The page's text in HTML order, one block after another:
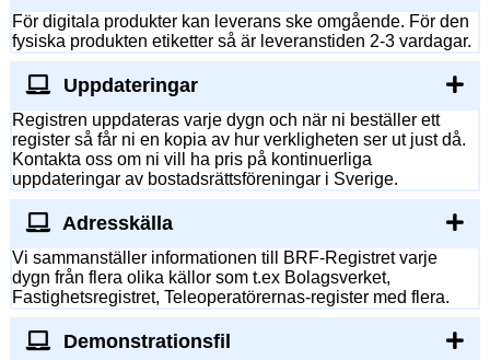
För digitala produkter kan leverans ske omgående. För den
fysiska produkten etiketter så är leveranstiden 2-3 vardagar.
Uppdateringar
Registren uppdateras varje dygn och när ni beställer ett
register så får ni en kopia av hur verkligheten ser ut just då.
Kontakta oss om ni vill ha pris på kontinuerliga
uppdateringar av bostadsrättsföreningar i Sverige.
Adresskälla
Vi sammanställer informationen till BRF-Registret varje
dygn från flera olika källor som t.ex Bolagsverket,
Fastighetsregistret, Teleoperatörernas-register med flera.
Demonstrationsfil